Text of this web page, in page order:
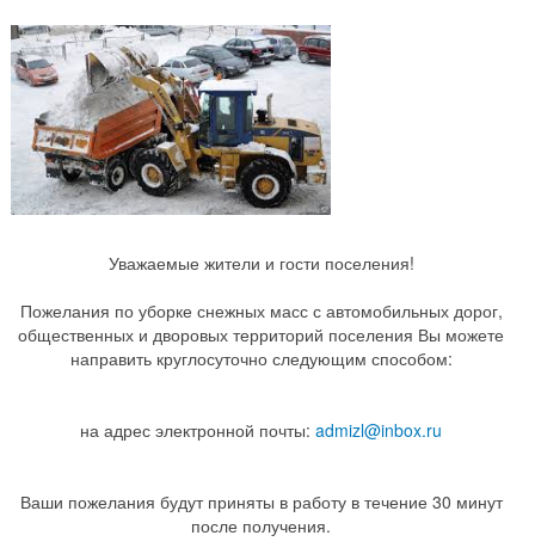
Уважаемые жители и гости поселения!
Пожелания по уборке снежных масс с автомобильных дорог,
общественных и дворовых территорий поселения Вы можете
направить круглосуточно следующим способом:
на адрес электронной почты: admizl@inbox.ru
Ваши пожелания будут приняты в работу в течение 30 минут
после получения.